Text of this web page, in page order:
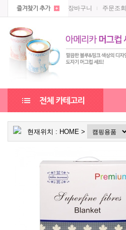
장바구니 주문조회
현재위치 : HOME >